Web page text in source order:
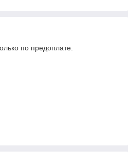
по предоплате.